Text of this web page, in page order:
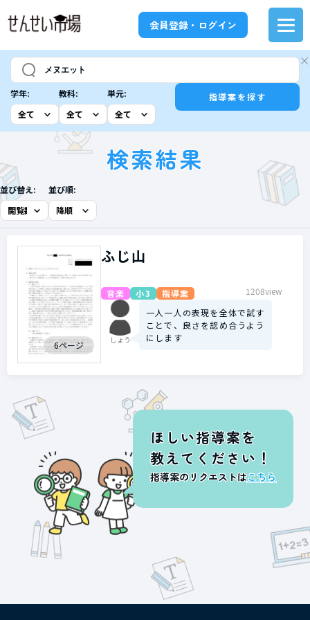
会員登録・ログイン
学年: 教科: 単元: 指導案を探す
検索結果
並び替え: 並び順:
6ページ
ふじ山
音楽 小3 指導案 1208view
しょう
一人一人の表現を全体で試す
ことで、良さを認め合うよう
にします
ほしい指導案を
教えてください！
指導案のリクエストはこちら